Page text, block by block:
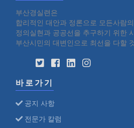
부산경실련은
합리적인 대안과 정론으로 모든사람
정의실현과 공공선을 추구하기 위한
부산시민의 대변인으로 최선을 다할
바로가기
공지 사항
전문가 칼럼